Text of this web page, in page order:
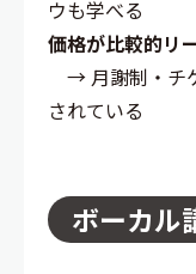
ウも学べる
価格が比較的リ
→ 月謝制・チ
されている
ボーカル